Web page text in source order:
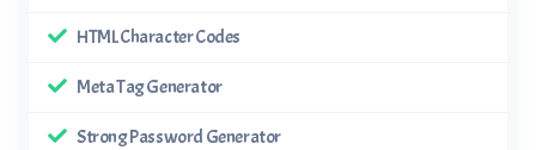
HTML Character Codes
Meta Tag Generator
Strong Password Generator